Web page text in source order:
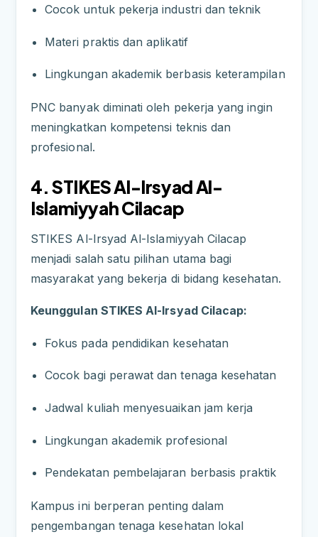
Cocok untuk pekerja industri dan teknik
Materi praktis dan aplikatif
Lingkungan akademik berbasis keterampilan
PNC banyak diminati oleh pekerja yang ingin
meningkatkan kompetensi teknis dan
profesional.
4. STIKES Al-Irsyad Al-
Islamiyyah Cilacap
STIKES Al-Irsyad Al-Islamiyyah Cilacap
menjadi salah satu pilihan utama bagi
masyarakat yang bekerja di bidang kesehatan.
Keunggulan STIKES Al-Irsyad Cilacap:
Fokus pada pendidikan kesehatan
Cocok bagi perawat dan tenaga kesehatan
Jadwal kuliah menyesuaikan jam kerja
Lingkungan akademik profesional
Pendekatan pembelajaran berbasis praktik
Kampus ini berperan penting dalam
pengembangan tenaga kesehatan lokal